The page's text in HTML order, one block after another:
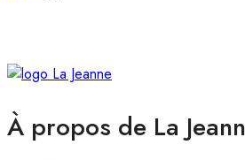
À propos de La